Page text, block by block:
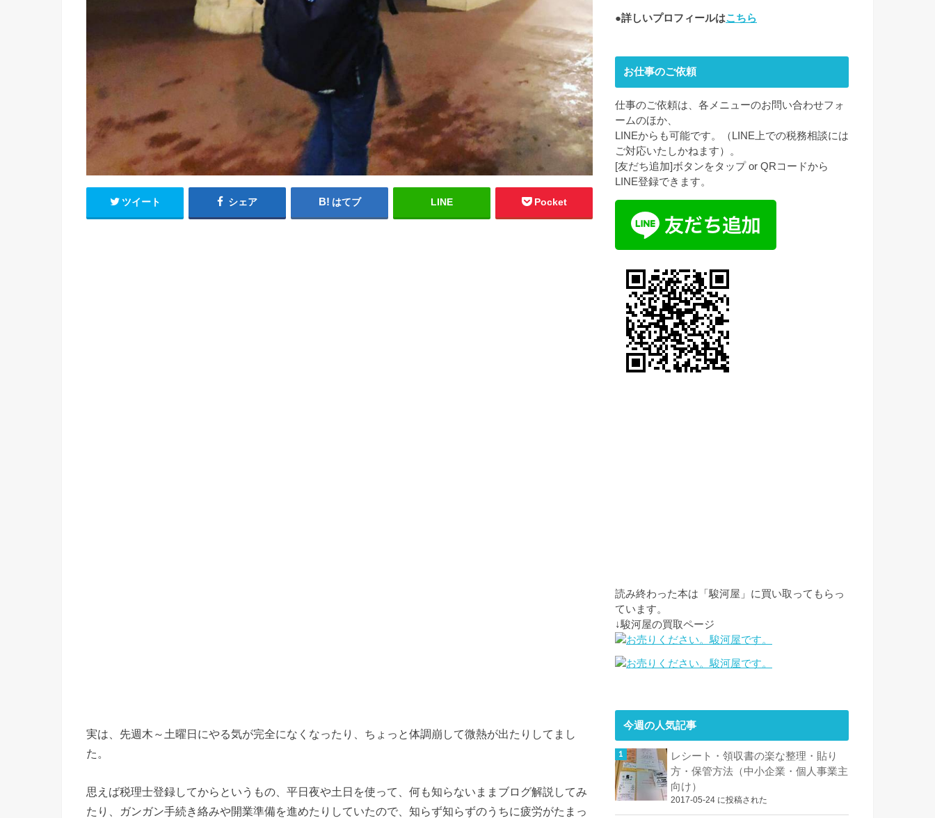
ツイート シェア はてブ LINE Pocket
実は、先週木～土曜日にやる気が完全になくなったり、ちょっと体調崩して微熱が出たりしてまし
た。
思えば税理士登録してからというもの、平日夜や土日を使って、何も知らないままブログ解説してみ
たり、ガンガン手続き絡みや開業準備を進めたりしていたので、知らず知らずのうちに疲労がたまっ
●詳しいプロフィールはこちら
お仕事のご依頼
仕事のご依頼は、各メニューのお問い合わせフォ
ームのほか、
LINEからも可能です。（LINE上での税務相談には
ご対応いたしかねます）。
[友だち追加]ボタンをタップ or QRコードから
LINE登録できます。
読み終わった本は「駿河屋」に買い取ってもらっ
ています。
↓駿河屋の買取ページ
今週の人気記事
レシート・領収書の楽な整理・貼り
方・保管方法（中小企業・個人事業主
向け）
2017-05-24 に投稿された